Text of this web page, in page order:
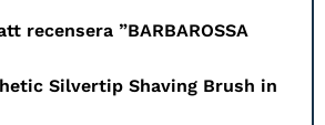
recensera ”BARBAROSSA
Silvertip Shaving Brush in